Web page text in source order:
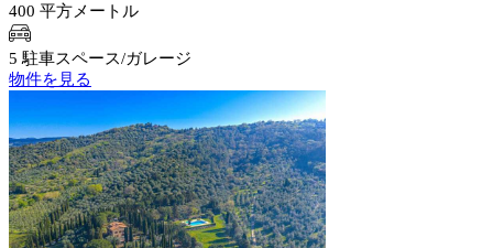
400 平方メートル
5 駐車スペース/ガレージ
物件を見る